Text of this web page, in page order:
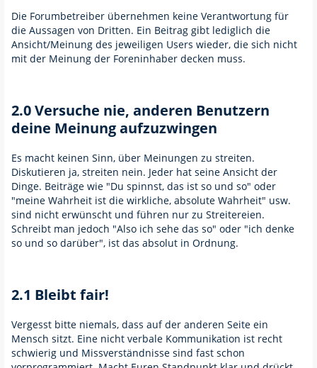
Die Forumbetreiber übernehmen keine Verantwortung für
die Aussagen von Dritten. Ein Beitrag gibt lediglich die
Ansicht/Meinung des jeweiligen Users wieder, die sich nicht
mit der Meinung der Foreninhaber decken muss.
2.0 Versuche nie, anderen Benutzern
deine Meinung aufzuzwingen
Es macht keinen Sinn, über Meinungen zu streiten.
Diskutieren ja, streiten nein. Jeder hat seine Ansicht der
Dinge. Beiträge wie "Du spinnst, das ist so und so" oder
"meine Wahrheit ist die wirkliche, absolute Wahrheit" usw.
sind nicht erwünscht und führen nur zu Streitereien.
Schreibt man jedoch "Also ich sehe das so" oder "ich denke
so und so darüber", ist das absolut in Ordnung.
2.1 Bleibt fair!
Vergesst bitte niemals, dass auf der anderen Seite ein
Mensch sitzt. Eine nicht verbale Kommunikation ist recht
schwierig und Missverständnisse sind fast schon